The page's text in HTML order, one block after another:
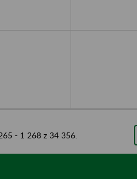
- 1 268 z 34 356.